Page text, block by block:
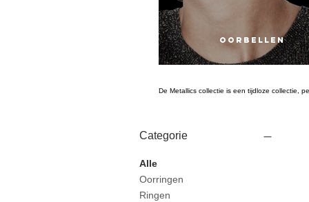
OORBELLEN
De Metallics collectie is een tijdloze collectie,
Categorie
Alle
Oorringen
Ringen